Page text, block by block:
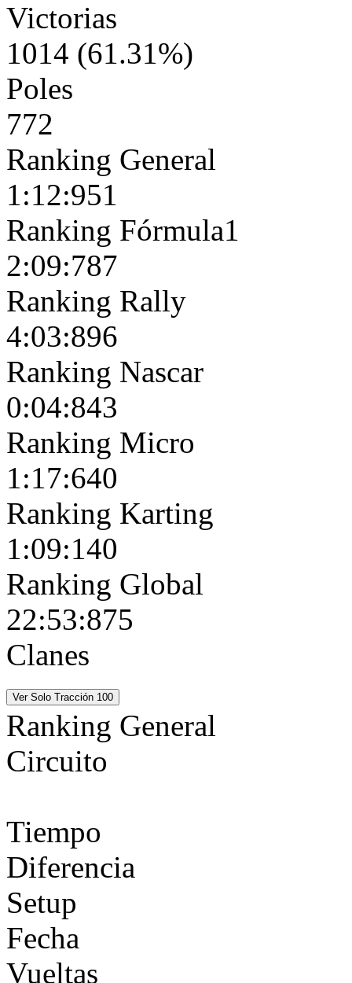
Victorias
1014 (61.31%)
Poles
772
Ranking General
1:12:951
Ranking Fórmula1
2:09:787
Ranking Rally
4:03:896
Ranking Nascar
0:04:843
Ranking Micro
1:17:640
Ranking Karting
1:09:140
Ranking Global
22:53:875
Clanes
Ranking General
Circuito
Tiempo
Diferencia
Setup
Fecha
Vueltas